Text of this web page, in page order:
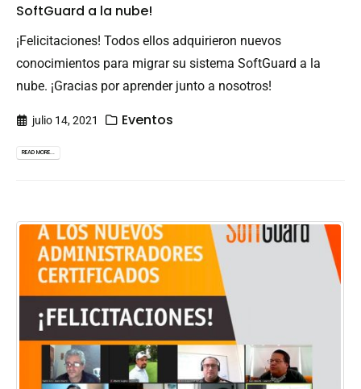
SoftGuard a la nube!
¡Felicitaciones! Todos ellos adquirieron nuevos
conocimientos para migrar su sistema SoftGuard a la
nube. ¡Gracias por aprender junto a nosotros!
julio 14, 2021 Eventos
READ MORE...